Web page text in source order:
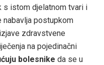
s istom djelatnom tvari i
nabavlja postupkom
zdravstvene
na pojedinačni
bolesnike da se u